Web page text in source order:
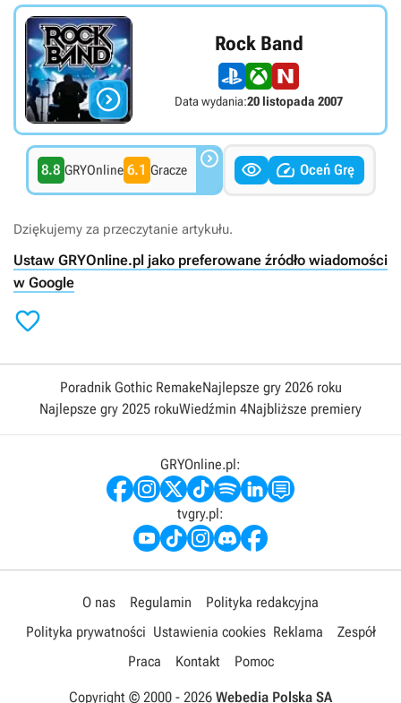

Rock Band
Data wydania:20 listopada 2007
8.8 GRYOnline 6.1 Gracze    Oceń Grę
Dziękujemy za przeczytanie artykułu.
Ustaw GRYOnline.pl jako preferowane źródło wiadomości
w Google

Poradnik Gothic RemakeNajlepsze gry 2026 roku
Najlepsze gry 2025 rokuWiedźmin 4Najbliższe premiery
GRYOnline.pl:
tvgry.pl:
O nas Regulamin
Polityka redakcyjna
Polityka prywatności Ustawienia cookies Reklama
Zespół
Praca
Kontakt Pomoc
Copyright © 2000 - 2026 Webedia Polska SA